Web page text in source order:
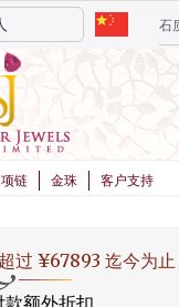
链 金珠 客户支持
过 ¥67893 迄今为止